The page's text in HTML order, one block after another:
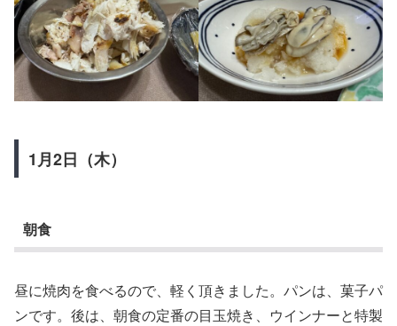
1月2日（木）
朝食
昼に焼肉を食べるので、軽く頂きました。パンは、菓子パ
ンです。後は、朝食の定番の目玉焼き、ウインナーと特製